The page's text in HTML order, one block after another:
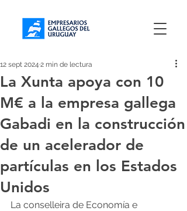
La Xunta apoya con 10
M€ a la empresa gallega
Gabadi en la construcción
de un acelerador de
partículas en los Estados
Unidos
12 sept 2024 2 min de lectura
La conselleira de Economía e